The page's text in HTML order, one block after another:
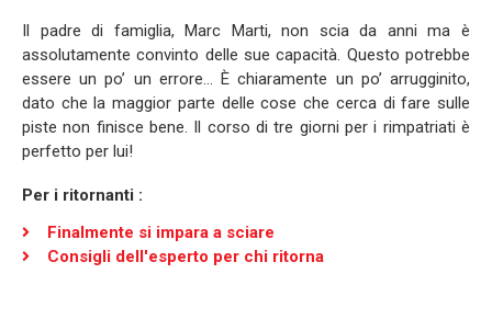
Il padre di famiglia, Marc Marti, non scia da anni ma è
assolutamente convinto delle sue capacità. Questo potrebbe
essere un po’ un errore… È chiaramente un po’ arrugginito,
dato che la maggior parte delle cose che cerca di fare sulle
piste non finisce bene. Il corso di tre giorni per i rimpatriati è
perfetto per lui!
Per i ritornanti :
Finalmente si impara a sciare
Consigli dell'esperto per chi ritorna